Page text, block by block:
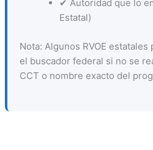
✔ Autoridad que lo
Estatal)
Nota: Algunos RVOE
el buscador federal si no se
CCT o nombre exacto del